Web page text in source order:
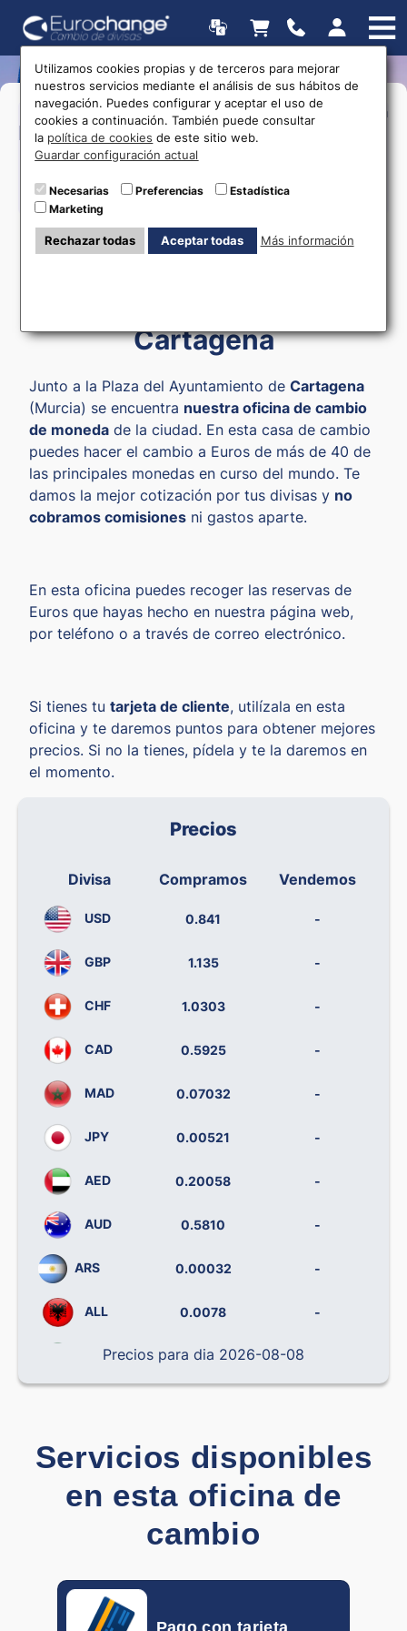
Horarios
>Lunes a sábado:10:00 a 14:00
17:00 a
20:00
>Domingo:10:00 a 14:00
615 403 877
Cartagena
Junto a la Plaza del Ayuntamiento de Cartagena
(Murcia) se encuentra nuestra oficina de cambio
de moneda de la ciudad. En esta casa de cambio
puedes hacer el cambio a Euros de más de 40 de
las principales monedas en curso del mundo. Te
damos la mejor cotización por tus divisas y no
cobramos comisiones ni gastos aparte.
En esta oficina puedes recoger las reservas de
Euros que hayas hecho en nuestra página web,
por teléfono o a través de correo electrónico.
Si tienes tu tarjeta de cliente, utilízala en esta
oficina y te daremos puntos para obtener mejores
precios. Si no la tienes, pídela y te la daremos en
el momento.
Precios
Divisa Compramos Vendemos
USD 0.841 -
GBP 1.135 -
CHF 1.0303 -
CAD 0.5925 -
MAD 0.07032 -
JPY 0.00521 -
AED 0.20058 -
AUD 0.5810 -
ARS 0.00032 -
ALL 0.0078 -
BRL 0.14238
CNY 0.12090 -
0.000203 -
0.001442
DOP
Precios para dia 2026-08-08
Servicios disponibles
en esta oficina de
cambio
Pago con tarjeta
Utilizamos cookies propias y de terceros para mejorar
nuestros servicios mediante el análisis de sus hábitos de
navegación. Puedes configurar y aceptar el uso de
cookies a continuación. También puede consultar
la política de cookies de este sitio web.
Guardar configuración actual
Necesarias Preferencias
Estadística
Marketing
Rechazar todas Aceptar todas Más información